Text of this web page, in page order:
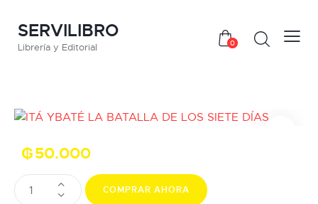
SERVILIBRO
Librería y Editorial 0
₲50.000
COMPRAR AHORA